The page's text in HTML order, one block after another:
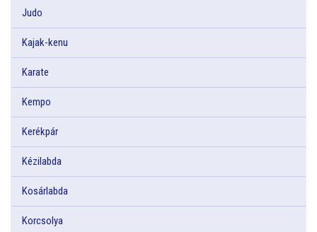
Judo
Kajak-kenu
Karate
Kempo
Kerékpár
Kézilabda
Kosárlabda
Korcsolya